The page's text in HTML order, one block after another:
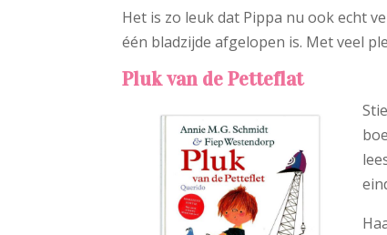
Het is zo leuk dat Pippa nu ook echt
één bladzijde afgelopen is. Met veel
Pluk van de Petteflat